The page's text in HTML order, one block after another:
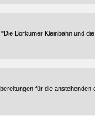
Borkumer Kleinbahn und
für die anstehenden